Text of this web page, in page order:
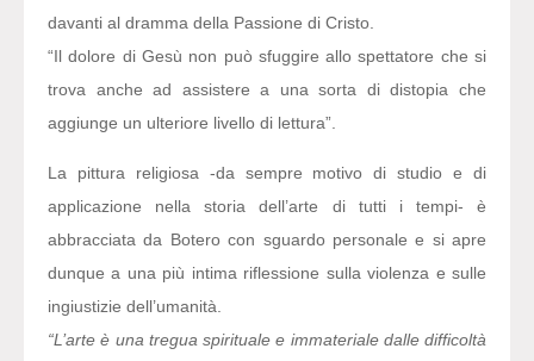
davanti al dramma della Passione di Cristo.
“Il dolore di Gesù non può sfuggire allo spettatore che si
trova anche ad assistere a una sorta di distopia che
aggiunge un ulteriore livello di lettura”.
La pittura religiosa -da sempre motivo di studio e di
applicazione nella storia dell’arte di tutti i tempi- è
abbracciata da Botero con sguardo personale e si apre
dunque a una più intima riflessione sulla violenza e sulle
ingiustizie dell’umanità.
“L’arte è una tregua spirituale e immateriale dalle difficoltà